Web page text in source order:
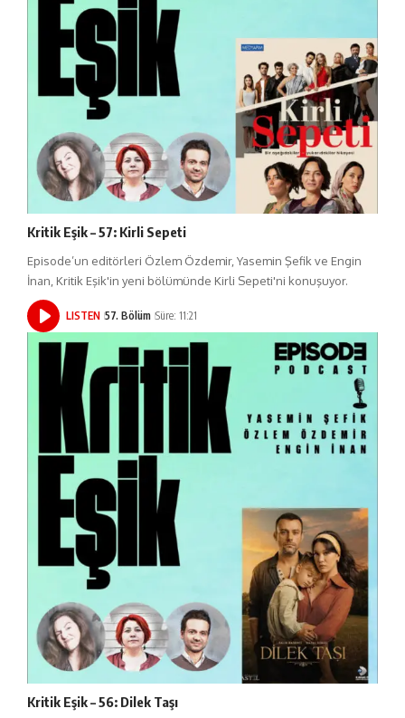
Kritik Eşik – 57: Kirli Sepeti
Episode’un editörleri Özlem Özdemir, Yasemin Şefik ve Engin
İnan, Kritik Eşik'in yeni bölümünde Kirli Sepeti'ni konuşuyor.
LISTEN 57. Bölüm Süre: 11:21
Kritik Eşik – 56: Dilek Taşı